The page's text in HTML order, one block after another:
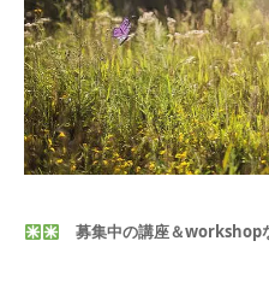
募集中の講座＆